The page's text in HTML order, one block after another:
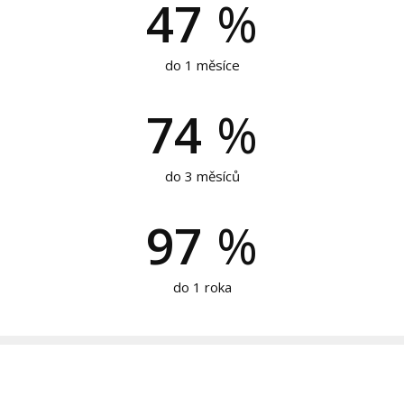
47 %
do 1 měsíce
74 %
do 3 měsíců
97 %
do 1 roka